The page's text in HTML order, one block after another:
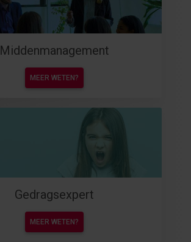
Middenmanagement
MEER WETEN?
Gedragsexpert
MEER WETEN?